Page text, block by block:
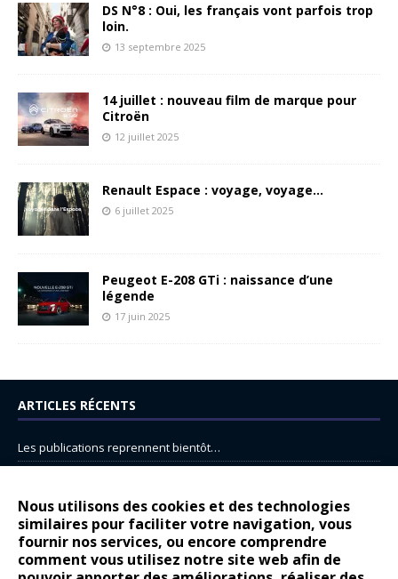
Nous utilisons des cookies et des technologies
similaires pour faciliter votre navigation, vous
fournir nos services, ou encore comprendre
comment vous utilisez notre site web afin de
DS N°8 : Oui, les français vont parfois trop
loin.
13 septembre 2025
14 juillet : nouveau film de marque pour
Citroën
12 juillet 2025
Renault Espace : voyage, voyage…
6 juillet 2025
Peugeot E-208 GTi : naissance d’une
légende
17 juin 2025
ARTICLES RÉCENTS
Les publications reprennent bientôt…
14 juillet : nouveau film de marque pour Citroën
Renault Espace : voyage, voyage…
Peugeot E-208 GTi : naissance d’une légende